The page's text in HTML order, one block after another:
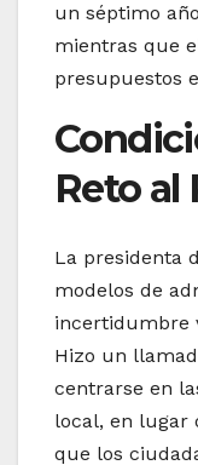
un séptimo
mientras que
presupuestos
Reto al
La presidenta
modelos de
incertidumbre
Hizo un
centrarse en
local, en lugar
que los